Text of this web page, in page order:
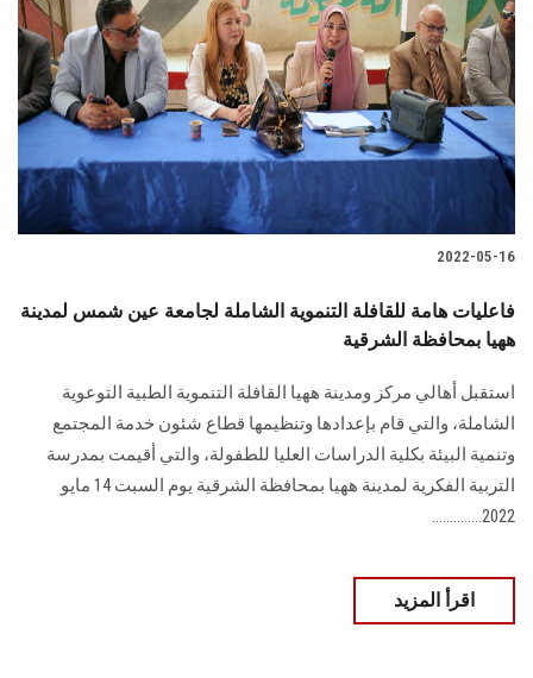
الطلاب
هيئة التدريس
الدراسات العليا
الخريجين
سجل الان
2022-05-16
فاعليات هامة للقافلة التنموية الشاملة لجامعة عين شمس لمدينة
ههيا بمحافظة الشرقية
استقبل أهالي مركز ومدينة ههيا القافلة التنموية الطبية التوعوية
الشاملة، والتي قام بإعدادها وتنظيمها قطاع شئون خدمة المجتمع
وتنمية البيئة بكلية الدراسات العليا للطفولة، والتي أقيمت بمدرسة
التربية الفكرية لمدينة ههيا بمحافظة الشرقية يوم السبت 14 مايو
2022..............
اقرأ المزيد